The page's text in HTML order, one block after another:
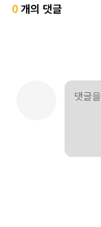
0개의 댓글